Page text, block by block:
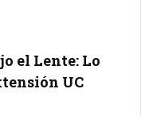
el Lente: Lo
UC